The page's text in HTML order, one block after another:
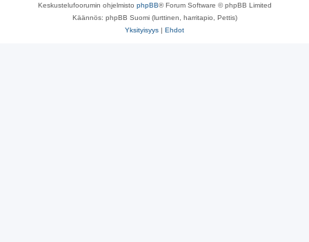
Keskustelufoorumin ohjelmisto phpBB® Forum Software © phpBB Limited
Käännös: phpBB Suomi (lurttinen, harritapio, Pettis)
Yksityisyys | Ehdot